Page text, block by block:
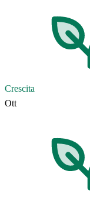
Crescita
Ott